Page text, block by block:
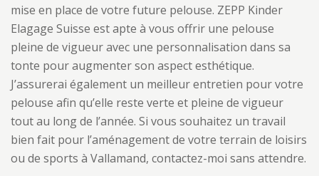
mise en place de votre future pelouse. ZEPP Kinder
Elagage Suisse est apte à vous offrir une pelouse
pleine de vigueur avec une personnalisation dans sa
tonte pour augmenter son aspect esthétique.
J’assurerai également un meilleur entretien pour votre
pelouse afin qu’elle reste verte et pleine de vigueur
tout au long de l’année. Si vous souhaitez un travail
bien fait pour l’aménagement de votre terrain de loisirs
ou de sports à Vallamand, contactez-moi sans attendre.